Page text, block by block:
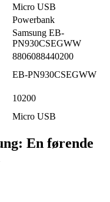
Micro USB
Powerbank
Samsung EB-
PN930CSEGWW
8806088440200
EB-PN930CSEGWW
10200
Micro USB
En førende